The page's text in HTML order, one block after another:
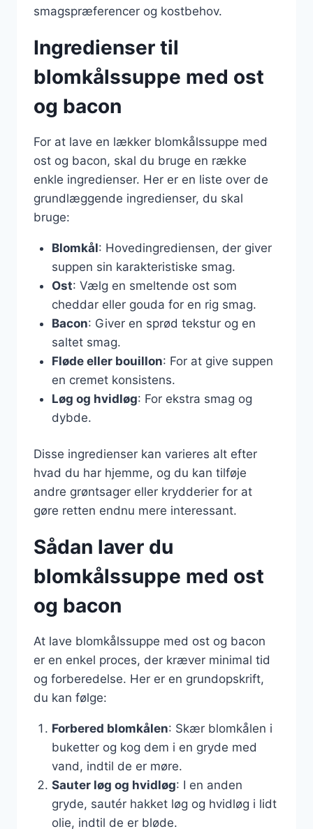
smagspræferencer og kostbehov.
Ingredienser til
blomkålssuppe med ost
og bacon
For at lave en lækker blomkålssuppe med
ost og bacon, skal du bruge en række
enkle ingredienser. Her er en liste over de
grundlæggende ingredienser, du skal
bruge:
Blomkål: Hovedingrediensen, der giver
suppen sin karakteristiske smag.
Ost: Vælg en smeltende ost som
cheddar eller gouda for en rig smag.
Bacon: Giver en sprød tekstur og en
saltet smag.
Fløde eller bouillon: For at give suppen
en cremet konsistens.
Løg og hvidløg: For ekstra smag og
dybde.
Disse ingredienser kan varieres alt efter
hvad du har hjemme, og du kan tilføje
andre grøntsager eller krydderier for at
gøre retten endnu mere interessant.
Sådan laver du
blomkålssuppe med ost
og bacon
At lave blomkålssuppe med ost og bacon
er en enkel proces, der kræver minimal tid
og forberedelse. Her er en grundopskrift,
du kan følge:
Forbered blomkålen: Skær blomkålen i
buketter og kog dem i en gryde med
vand, indtil de er møre.
Sauter løg og hvidløg: I en anden
gryde, sautér hakket løg og hvidløg i lidt
olie, indtil de er bløde.